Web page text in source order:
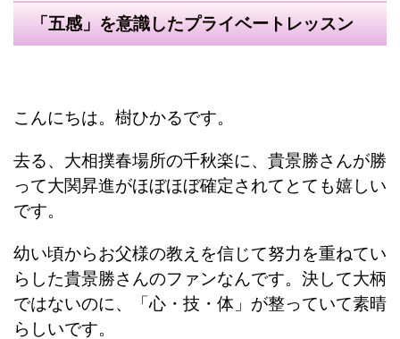
「五感」を意識したプライベートレッスン
こんにちは。樹ひかるです。
去る、大相撲春場所の千秋楽に、貴景勝さんが勝
って大関昇進がほぼほぼ確定されてとても嬉しい
です。
幼い頃からお父様の教えを信じて努力を重ねてい
らした貴景勝さんのファンなんです。決して大柄
ではないのに、「心・技・体」が整っていて素晴
らしいです。